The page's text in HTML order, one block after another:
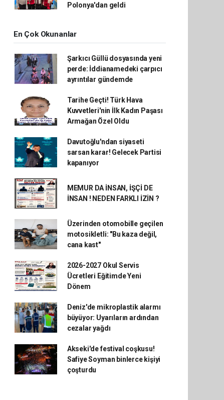
Polonya'dan geldi
En Çok Okunanlar
Şarkıcı Güllü dosyasında yeni
perde: İddianamedeki çarpıcı
ayrıntılar gündemde
Tarihe Geçti! Türk Hava
Kuvvetleri'nin İlk Kadın Paşası
Armağan Özel Oldu
Davutoğlu'ndan siyaseti
sarsan karar! Gelecek Partisi
kapanıyor
MEMUR DA İNSAN, İŞÇİ DE
İNSAN ! NEDEN FARKLI İZİN ?
Üzerinden otomobille geçilen
motosikletli: "Bu kaza değil,
cana kast"
2026-2027 Okul Servis
Ücretleri Eğitimde Yeni
Dönem
Deniz'de mikroplastik alarmı
büyüyor: Uyarıların ardından
cezalar yağdı
Akseki'de festival coşkusu!
Safiye Soyman binlerce kişiyi
çoşturdu